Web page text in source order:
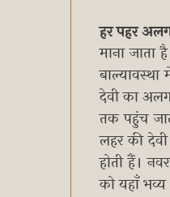
हर पहर
माना जाता
देवी का
तक पहुंच
लहर की देवी
होती हैं।
को यहाँ